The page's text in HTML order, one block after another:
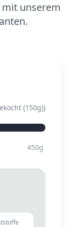
unserem
(150g))
450g